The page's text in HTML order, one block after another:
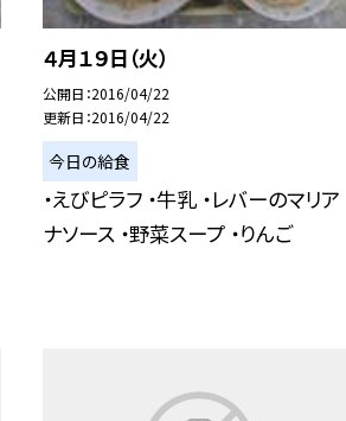
４月１９日（火）
公開日 2016/04/22
更新日 2016/04/22
今日の給食
・えびピラフ ・牛乳 ・レバーのマリア
ナソース ・野菜スープ ・りんご